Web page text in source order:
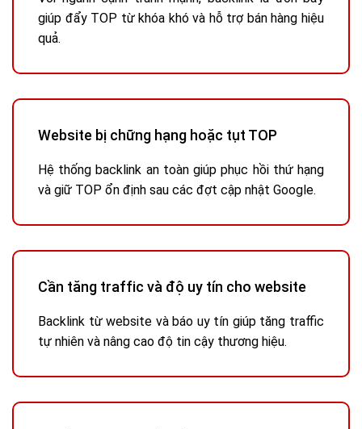
giúp đẩy TOP từ khóa khó và hỗ trợ bán hàng hiệu
quả.
Website bị chững hạng hoặc tụt TOP
Hệ thống backlink an toàn giúp phục hồi thứ hạng
và giữ TOP ổn định sau các đợt cập nhật Google.
Cần tăng traffic và độ uy tín cho website
Backlink từ website và báo uy tín giúp tăng traffic
tự nhiên và nâng cao độ tin cậy thương hiệu.